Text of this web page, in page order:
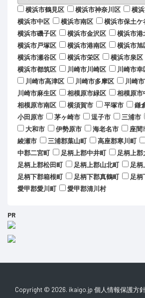
横浜市鶴見区 横浜市神奈川区
横
横浜市中区
横浜市南区
横浜市保土ケ
横浜市磯子区
横浜市金沢区
横浜市港
横浜市戸塚区
横浜市港南区 横浜市旭
横浜市瀬谷区
横浜市栄区 横浜市泉区
横浜市都筑区
川崎市川崎区 川崎市幸
川崎市高津区
川崎市多摩区
川崎
川崎市麻生区
相模原市緑区
相模原市
相模原市南区
横須賀市 平塚市 鎌
小田原市
茅ヶ崎市 逗子市 三浦市
大和市
伊勢原市 海老名市 座間
綾瀬市
三浦郡葉山町 高座郡寒川町
中郡二宮町
足柄上郡中井町
足柄上
足柄上郡松田町
足柄上郡山北町
足
足柄下郡箱根町
足柄下郡真鶴町
足
愛甲郡愛川町
愛甲郡清川村
PR
Copyright © 2026. ikaigo.jp 個人情報保護方